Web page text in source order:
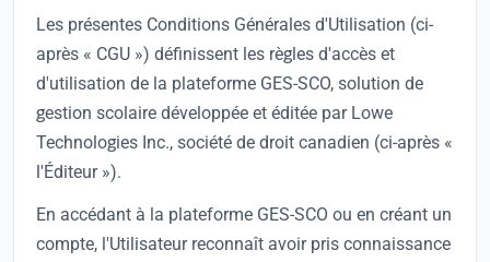
Les présentes Conditions Générales d'Utilisation (ci-
après « CGU ») définissent les règles d'accès et
d'utilisation de la plateforme GES-SCO, solution de
gestion scolaire développée et éditée par Lowe
Technologies Inc., société de droit canadien (ci-après «
l'Éditeur »).
En accédant à la plateforme GES-SCO ou en créant un
compte, l'Utilisateur reconnaît avoir pris connaissance